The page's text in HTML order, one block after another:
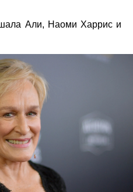
Али, Наоми Харрис и